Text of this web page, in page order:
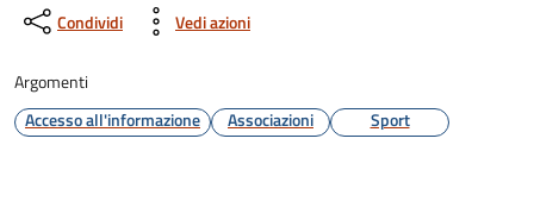
Condividi Vedi azioni
Argomenti
Accesso all'informazione
Associazioni Sport